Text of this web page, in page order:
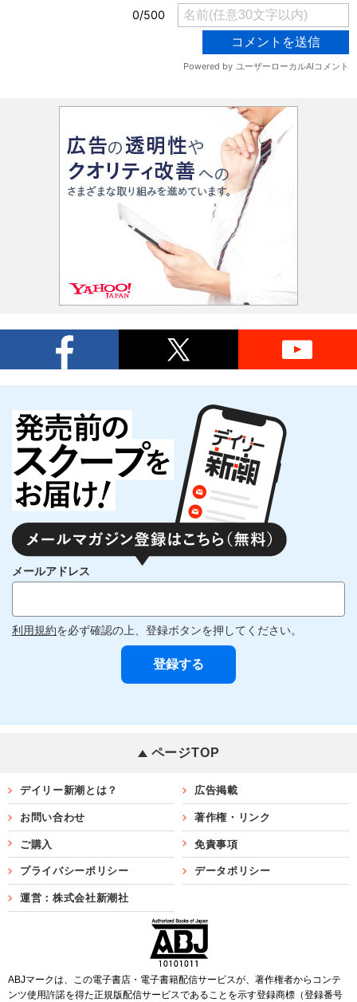
メールアドレス
利用規約を必ず確認の上、登録ボタンを押してください。
ページTOP
デイリー新潮とは？ 広告掲載
お問い合わせ 著作権・リンク
ご購入 免責事項
プライバシーポリシー データポリシー
運営：株式会社新潮社
ABJマークは、この電子書店・電子書籍配信サービスが、著作権者からコンテ
ンツ使用許諾を得た正規版配信サービスであることを示す登録商標（登録番号